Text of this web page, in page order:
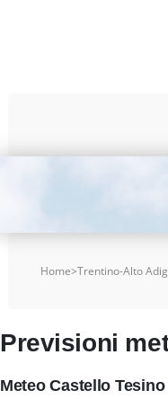
Home>Trentino-Alto
Previsioni
Meteo Castello